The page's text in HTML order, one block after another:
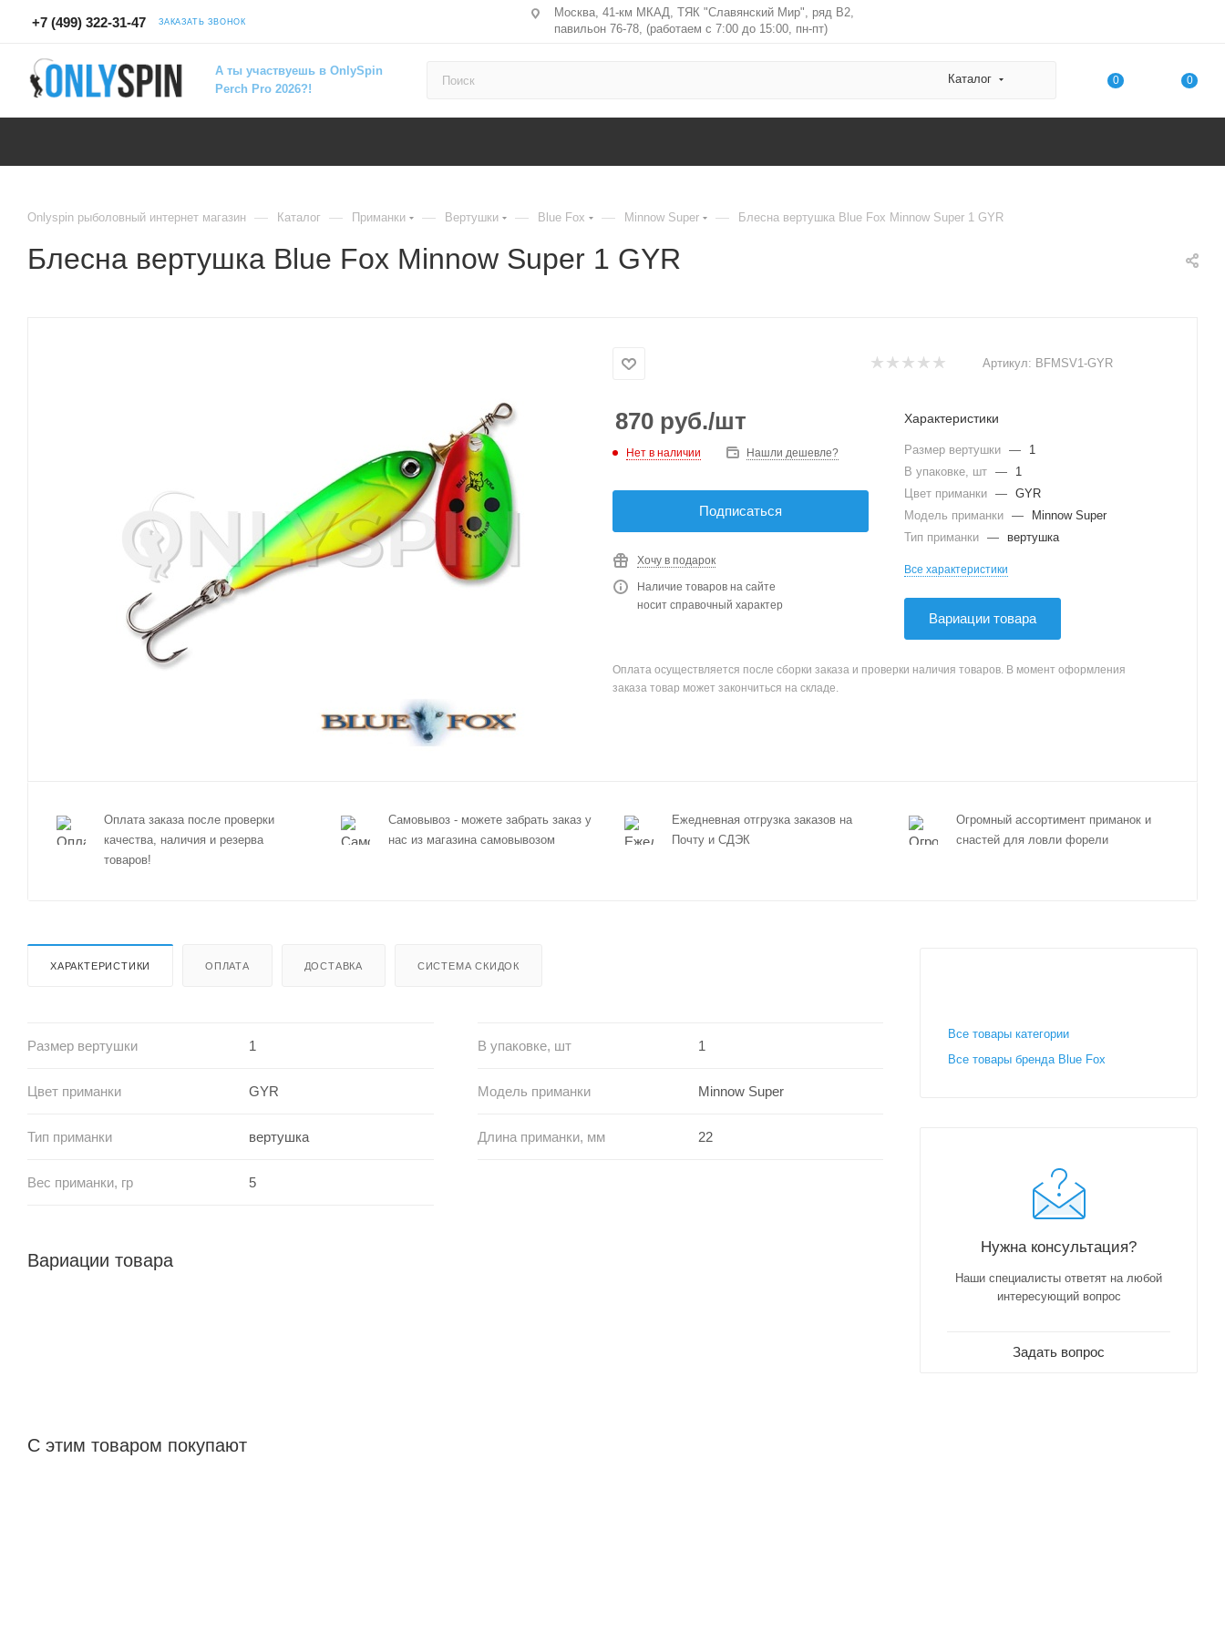
+7 (499) 322-31-47 ЗАКАЗАТЬ ЗВОНОК
Москва, 41-км МКАД, ТЯК "Славянский Мир", ряд В2,
павильон 76-78, (работаем с 7:00 до 15:00, пн-пт)
А ты участвуешь в OnlySpin
Perch Pro 2026?!
Каталог 0 0
Onlyspin рыболовный интернет магазин — Каталог — Приманки — Вертушки — Blue Fox — Minnow Super — Блесна вертушка Blue Fox Minnow Super 1 GYR
Блесна вертушка Blue Fox Minnow Super 1 GYR
Артикул: BFMSV1-GYR
870 руб./шт
Нет в наличии Нашли дешевле?
Подписаться
Хочу в подарок
Наличие товаров на сайте
носит справочный характер
Характеристики
Размер вертушки —
1
В упаковке, шт —
1
Цвет приманки — GYR
Модель приманки —
Minnow Super
Тип приманки — вертушка
Все характеристики
Вариации товара
Оплата осуществляется после сборки заказа и проверки наличия товаров. В момент оформления
заказа товар может закончиться на складе.
Оплата заказа после проверки
качества, наличия и резерва
товаров!
Самовывоз - можете забрать заказ у
нас из магазина самовывозом
Ежедневная отгрузка заказов на
Почту и СДЭК
Огромный ассортимент приманок и
снастей для ловли форели
ХАРАКТЕРИСТИКИ ОПЛАТА ДОСТАВКА СИСТЕМА СКИДОК
Размер вертушки 1 В упаковке, шт 1
Цвет приманки GYR Модель приманки Minnow Super
Тип приманки вертушка Длина приманки, мм 22
Вес приманки, гр 5
Вариации товара
С этим товаром покупают
Все товары категории
Все товары бренда Blue Fox
Нужна консультация?
Наши специалисты ответят на любой
интересующий вопрос
Задать вопрос